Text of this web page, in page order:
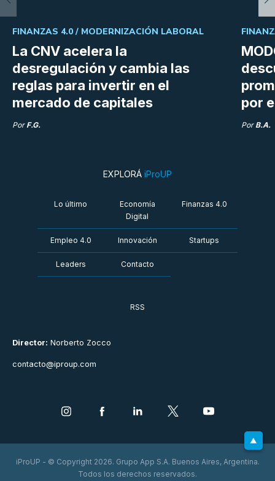
La CNV acelera la
desregulación y cambia las
reglas para invertir en el
mercado de capitales
FINANZAS 4.0 / MODERNIZACIÓN LABORAL
Por F.G.
por
Por B.A.
Director: Norberto Zocco
contacto@iproup.com
EXPLORÁ iProUP
Lo último
Economía
Digital
Finanzas 4.0
Empleo 4.0 Innovación Startups
Leaders Contacto
RSS
iProUP - © Copyright 2026. Grupo App S.A. Buenos Aires, Argentina.
Todos los derechos reservados.